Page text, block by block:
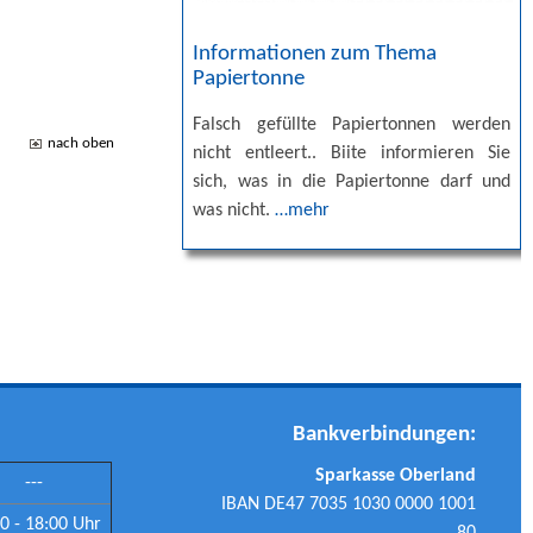
nach oben
Informationen zum Thema
Papiertonne
Falsch gefüllte Papiertonnen werden
nicht entleert.. Biite informieren Sie
sich, was in die Papiertonne darf und
was nicht. …mehr
---
- 18:00 Uhr
Bankverbindungen:
Sparkasse Oberland
IBAN DE47 7035 1030 0000 1001